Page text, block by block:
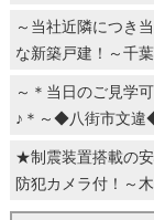
～当社近隣につき
な新築戸建！～千
～＊当日のご見学
♪＊～◆八街市文
★制震装置搭載の安
防犯カメラ付！～